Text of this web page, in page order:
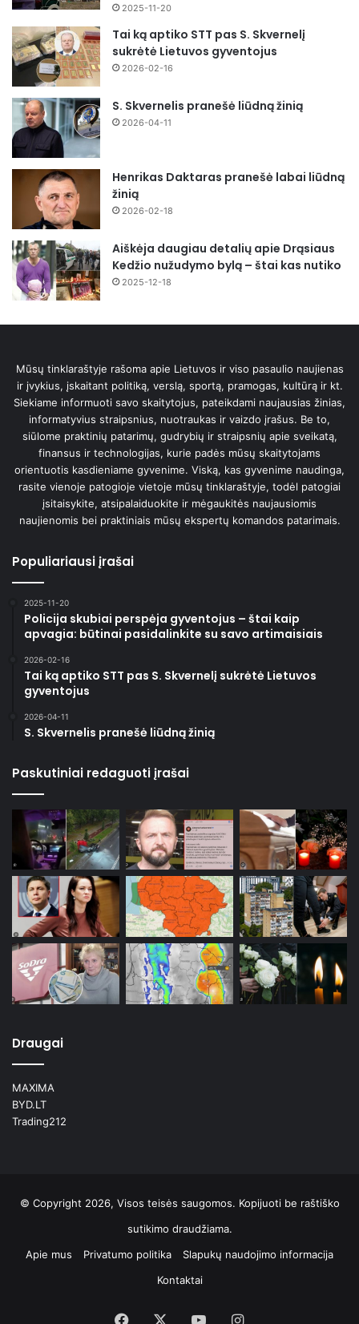
2025-11-20
Tai ką aptiko STT pas S. Skvernelį
sukrėtė Lietuvos gyventojus
2026-02-16
S. Skvernelis pranešė liūdną žinią
2026-04-11
Henrikas Daktaras pranešė labai liūdną
žinią
2026-02-18
Aiškėja daugiau detalių apie Drąsiaus
Kedžio nužudymo bylą – štai kas nutiko
2025-12-18
Mūsų tinklaraštyje rašoma apie Lietuvos ir viso pasaulio naujienas
ir įvykius, įskaitant politiką, verslą, sportą, pramogas, kultūrą ir kt.
Siekiame informuoti savo skaitytojus, pateikdami naujausias žinias,
informatyvius straipsnius, nuotraukas ir vaizdo įrašus. Be to,
siūlome praktinių patarimų, gudrybių ir straipsnių apie sveikatą,
finansus ir technologijas, kurie padės mūsų skaitytojams
orientuotis kasdieniame gyvenime. Viską, kas gyvenime naudinga,
rasite vienoje patogioje vietoje mūsų tinklaraštyje, todėl patogiai
įsitaisykite, atsipalaiduokite ir mėgaukitės naujausiomis
naujienomis bei praktiniais mūsų ekspertų komandos patarimais.
Populiariausi įrašai
2025-11-20
Policija skubiai perspėja gyventojus – štai kaip
apvagia: būtinai pasidalinkite su savo artimaisiais
2026-02-16
Tai ką aptiko STT pas S. Skvernelį sukrėtė Lietuvos
gyventojus
2026-04-11
S. Skvernelis pranešė liūdną žinią
Paskutiniai redaguoti įrašai
Draugai
MAXIMA
BYD.LT
Trading212
© Copyright 2026, Visos teisės saugomos. Kopijuoti be raštiško
sutikimo draudžiama.
Apie mus
Privatumo politika
Slapukų naudojimo informacija
Kontaktai
Facebook YouTubeInstagram